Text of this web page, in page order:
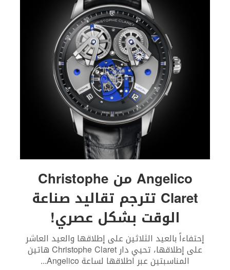
Angelico من Christophe
Claret تترجم تقاليد صناعة
الوقت بشكل عصري!
إحتفاءاً بالعيد الثلاثين على إطلاقها والعيد العاشر
على إطلاقها، تحيي دار Christophe Claret هاتين
المناسبتين عبر اطلاقها لساعة Angelico ...